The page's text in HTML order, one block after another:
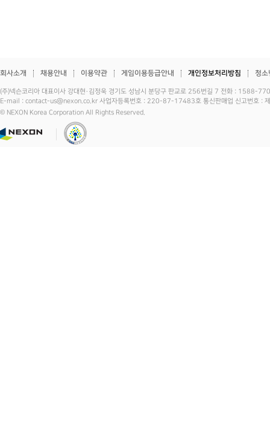
회사소개 채용안내 이용약관 게임이용등급안내 개인정보처리방침 청소
(주)넥슨코리아 대표이사 강대현·김정욱 경기도 성남시 분당구 판교로 256번길 7 전화 :
E-mail : contact-us@nexon.co.kr 사업자등록번호 : 220-87-17483호 통신판매업 신고번호 :
© NEXON Korea Corporation All Rights Reserved.